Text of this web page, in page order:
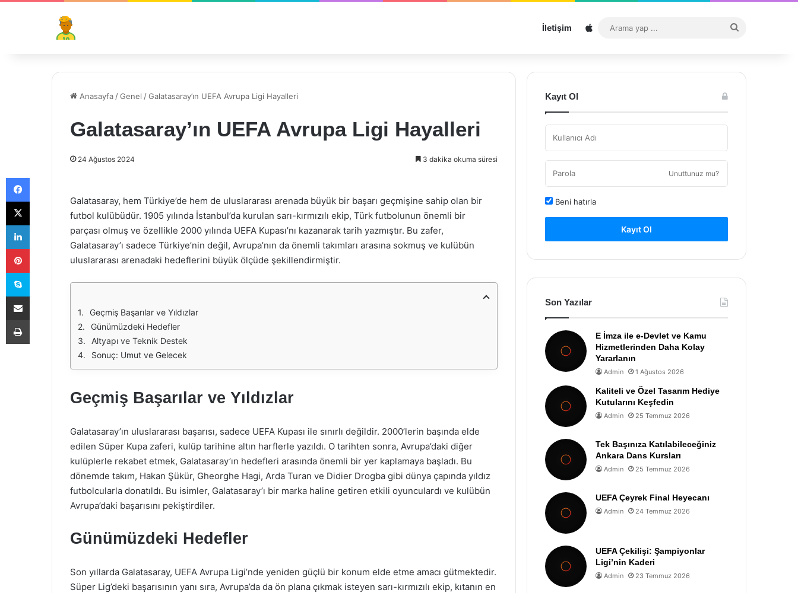
İletişim Sitemap
...
Anasayfa /Genel /Galatasaray’ın UEFA Avrupa Ligi Hayalleri
Galatasaray’ın UEFA Avrupa Ligi Hayalleri
24 Ağustos 2024 3 dakika okuma süresi
Galatasaray, hem Türkiye’de hem de uluslararası arenada büyük bir başarı geçmişine sahip olan bir
futbol kulübüdür. 1905 yılında İstanbul’da kurulan sarı-kırmızılı ekip, Türk futbolunun önemli bir
parçası olmuş ve özellikle 2000 yılında UEFA Kupası’nı kazanarak tarih yazmıştır. Bu zafer,
Galatasaray’ı sadece Türkiye’nin değil, Avrupa’nın da önemli takımları arasına sokmuş ve kulübün
uluslararası arenadaki hedeflerini büyük ölçüde şekillendirmiştir.
Geçmiş Başarılar ve Yıldızlar
Günümüzdeki Hedefler
Altyapı ve Teknik Destek
Sonuç: Umut ve Gelecek
Geçmiş Başarılar ve Yıldızlar
Galatasaray’ın uluslararası başarısı, sadece UEFA Kupası ile sınırlı değildir. 2000’lerin başında elde
edilen Süper Kupa zaferi, kulüp tarihine altın harflerle yazıldı. O tarihten sonra, Avrupa’daki diğer
kulüplerle rekabet etmek, Galatasaray’ın hedefleri arasında önemli bir yer kaplamaya başladı. Bu
dönemde takım, Hakan Şükür, Gheorghe Hagi, Arda Turan ve Didier Drogba gibi dünya çapında yıldız
futbolcularla donatıldı. Bu isimler, Galatasaray’ı bir marka haline getiren etkili oyunculardı ve kulübün
Avrupa’daki başarısını pekiştirdiler.
Günümüzdeki Hedefler
Son yıllarda Galatasaray, UEFA Avrupa Ligi’nde yeniden güçlü bir konum elde etme amacı gütmektedir.
Süper Lig’deki başarısının yanı sıra, Avrupa’da da ön plana çıkmak isteyen sarı-kırmızılı ekip, kıtanın en
Kayıt Ol
Unuttunuz mu?
Beni hatırla
Kayıt Ol
Son Yazılar
E İmza ile e-Devlet ve Kamu
Hizmetlerinden Daha Kolay
Yararlanın
Admin 1 Ağustos 2026
Kaliteli ve Özel Tasarım Hediye
Kutularını Keşfedin
Admin 25 Temmuz 2026
Tek Başınıza Katılabileceğiniz
Ankara Dans Kursları
Admin 25 Temmuz 2026
UEFA Çeyrek Final Heyecanı
Admin 24 Temmuz 2026
UEFA Çekilişi: Şampiyonlar
Ligi’nin Kaderi
Admin 23 Temmuz 2026
Facebook
X
LinkedIn
Pinterest
Skype
E-Posta ile paylaş